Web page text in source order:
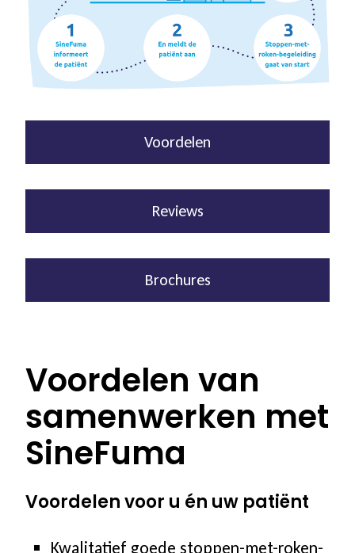
Winkelwagen
Afrekenen
Voordelen
Reviews
Brochures
Voordelen van
samenwerken met
SineFuma
Voordelen voor u én uw patiënt
Kwalitatief goede stoppen-met-roken-